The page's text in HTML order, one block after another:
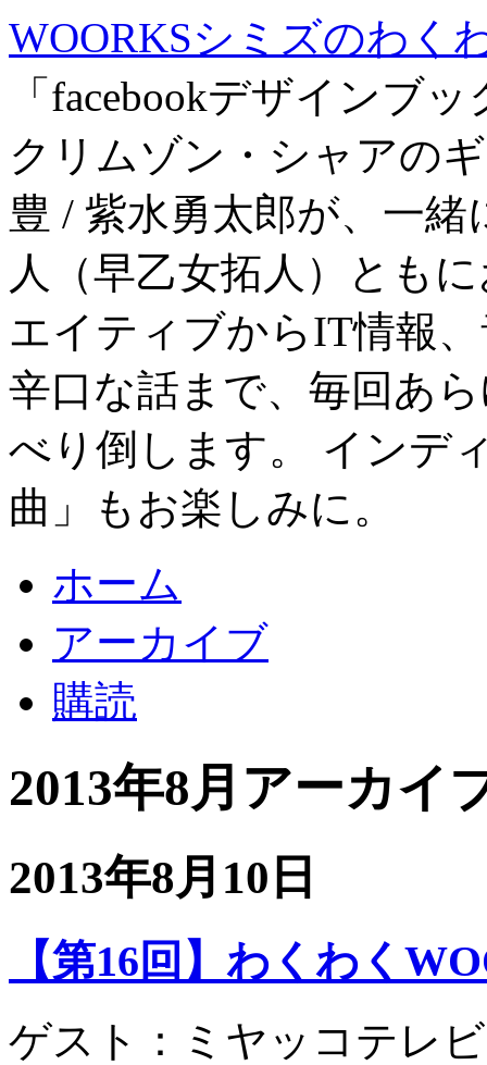
WOORKSシミズのわく
「facebookデザインブ
クリムゾン・シャアの
豊 / 紫水勇太郎が、一
人（早乙女拓人）とも
エイティブからIT情報
辛口な話まで、毎回あ
べり倒します。 インデ
曲」もお楽しみに。
ホーム
アーカイブ
購読
2013年8月アーカイ
2013年8月10日
【第16回】わくわく
ゲスト：ミヤッコテレ